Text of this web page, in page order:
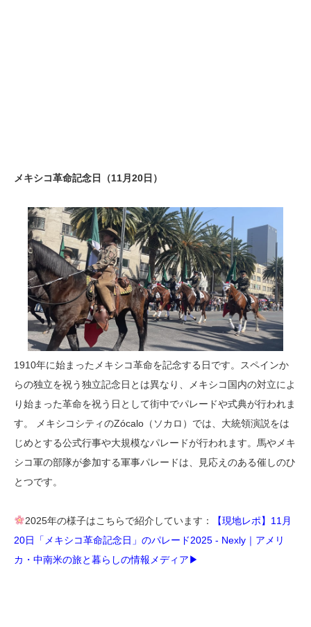
メキシコ革命記念日（11月20日）
1910年に始まったメキシコ革命を記念する日です。スペインか
らの独立を祝う独立記念日とは異なり、メキシコ国内の対立によ
り始まった革命を祝う日として街中でパレードや式典が行われま
す。 メキシコシティのZócalo（ソカロ）では、大統領演説をは
じめとする公式行事や大規模なパレードが行われます。馬やメキ
シコ軍の部隊が参加する軍事パレードは、見応えのある催しのひ
とつです。
2025年の様子はこちらで紹介しています：
【現地レポ】11月
20日「メキシコ革命記念日」のパレード2025 - Nexly｜アメリ
カ・中南米の旅と暮らしの情報メディア▶︎